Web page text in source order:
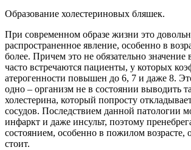
Образование холестериновых бляшек.
При современном образе жизни это
распространенное явление, особенно в
более. Причем это не обязательно значение
часто встречаются пациенты, у которых
атерогенности повышен до 6, 7 и даже 8.
одно – организм не в состоянии выводить
холестерина, который попросту
сосудов. Последствием данной патологии
инфаркт и даже инсульт, поэтому
состоянием, особенно в пожилом возрасте,
стоит.